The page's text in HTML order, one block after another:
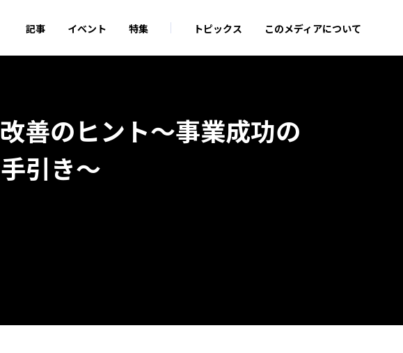
記事 イベント 特集 トピックス このメディアについて
善のヒント～事業成功の
引き～